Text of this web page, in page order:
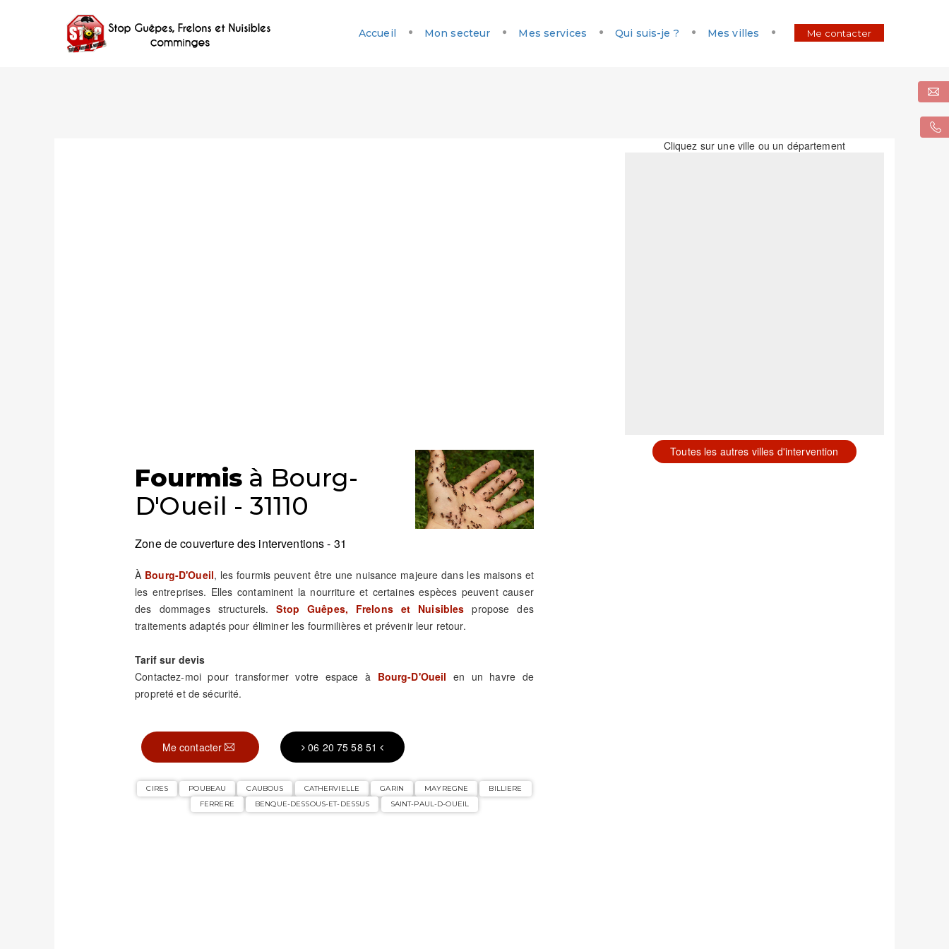
Accueil Mon secteur Mes services Qui suis-je ? Mes villes Me contacter
Fourmis à Bourg-
D'Oueil - 31110
Zone de couverture des interventions - 31
À Bourg-D'Oueil, les fourmis peuvent être une nuisance majeure dans les maisons et
les entreprises. Elles contaminent la nourriture et certaines espèces peuvent causer
des dommages structurels.Stop Guêpes, Frelons et Nuisibles propose des
traitements adaptés pour éliminer les fourmilières et prévenir leur retour.
Tarif sur devis
Contactez-moi pour transformer votre espace à Bourg-D'Oueil en un havre de
propreté et de sécurité.
Me contacter 06 20 75 58 51
CIRES POUBEAU CAUBOUS CATHERVIELLE GARIN MAYREGNE
BILLIERE
FERRERE
BENQUE-DESSOUS-ET-DESSUS SAINT-PAUL-D-OUEIL
Cliquez sur une ville ou un département
Toutes les autres villes d'intervention